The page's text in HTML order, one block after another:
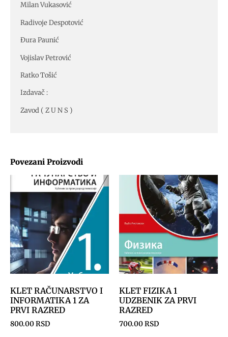
Povezani Proizvodi
KLET RAČUNARSTVO I
INFORMATIKA 1 ZA
PRVI RAZRED
800.00RSD
KLET FIZIKA 1
UDZBENIK ZA PRVI
RAZRED
700.00RSD
Milan Vukasović
Radivoje Despotović
Đura Paunić
Vojislav Petrović
Ratko Tošić
Izdavač :
Zavod ( Z U N S )